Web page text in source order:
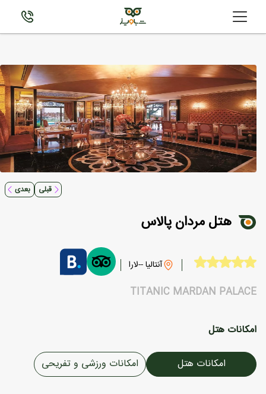
قبلی بعدی
هتل مردان پالاس
آنتالیا --لارا
TITANIC MARDAN PALACE
امکانات هتل
امکانات هتل امکانات ورزشی و تفریحی